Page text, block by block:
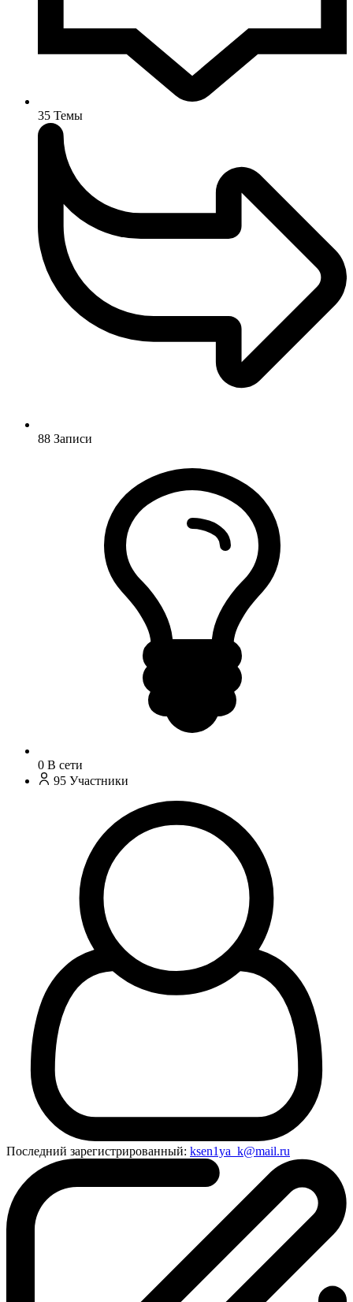
35 Темы
88 Записи
0 В сети
95 Участники
Последний зарегистрированный: ksen1ya_k@mail.ru